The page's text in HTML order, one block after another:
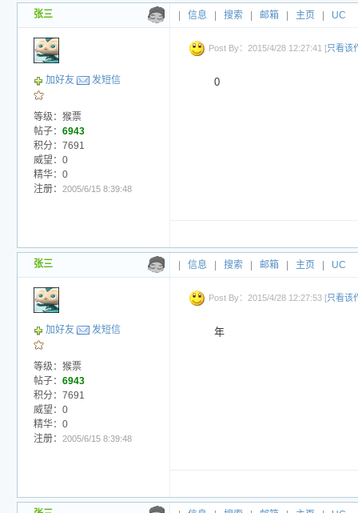
张三 信息 搜索 邮箱 主页 UC
加好友 发短信
等级：猴票
帖子： 6943
积分：7691
威望：0
精华：0
注册：
2005/6/15 8:39:48
Post By：2015/4/28 12:27:41 [只看该
0
张三 信息 搜索 邮箱 主页 UC
加好友 发短信
等级：猴票
帖子： 6943
积分：7691
威望：0
精华：0
注册：
2005/6/15 8:39:48
Post By：2015/4/28 12:27:53 [只看该
年